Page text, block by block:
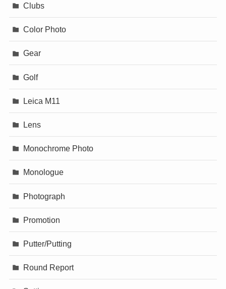
Clubs
Color Photo
Gear
Golf
Leica M11
Lens
Monochrome Photo
Monologue
Photograph
Promotion
Putter/Putting
Round Report